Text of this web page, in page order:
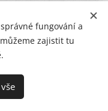
vyhrazena 2026 |
7. 2026
fungování a
zajistit tu